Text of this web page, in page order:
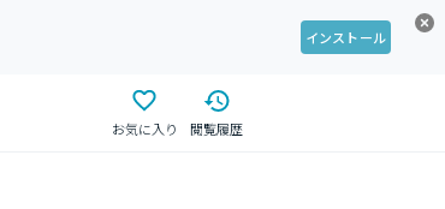
インストール
お気に入り 閲覧履歴